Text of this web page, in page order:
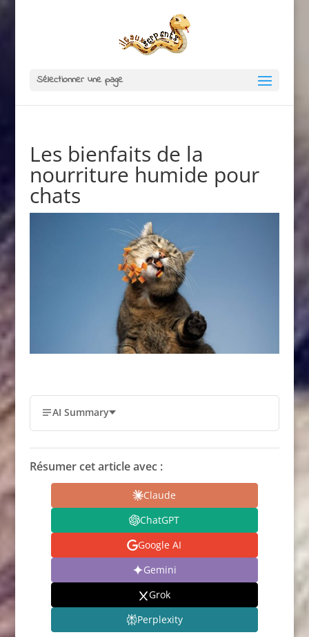
Sélectionner une page
Les bienfaits de la
nourriture humide pour
chats
AI Summary
Résumer cet article avec :
Claude
ChatGPT
Google AI
Gemini
Grok
Perplexity